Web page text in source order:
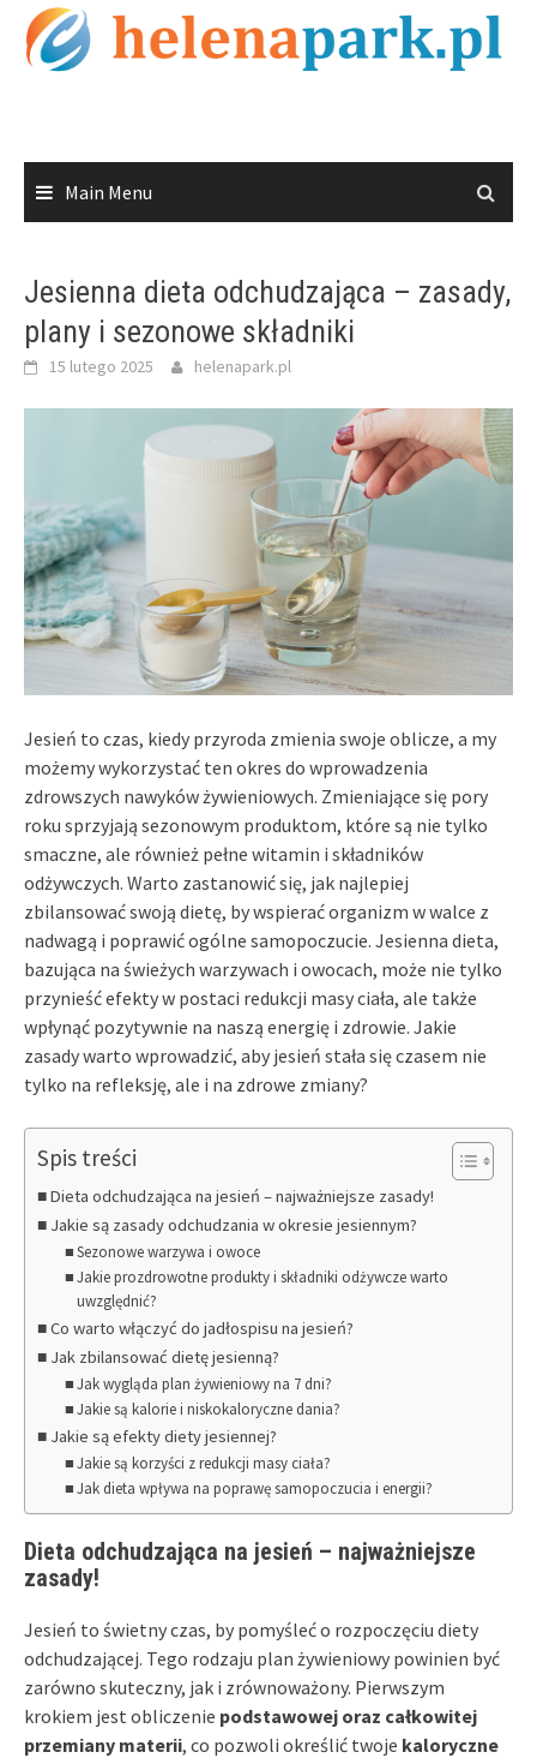
Skip
content
Main Menu
Jesienna dieta odchudzająca – zasady,
plany i sezonowe składniki
15 lutego 2025 helenapark.pl
Jesień to czas, kiedy przyroda zmienia swoje oblicze, a my
możemy wykorzystać ten okres do wprowadzenia
zdrowszych nawyków żywieniowych. Zmieniające się pory
roku sprzyjają sezonowym produktom, które są nie tylko
smaczne, ale również pełne witamin i składników
odżywczych. Warto zastanowić się, jak najlepiej
zbilansować swoją dietę, by wspierać organizm w walce z
nadwagą i poprawić ogólne samopoczucie. Jesienna dieta,
bazująca na świeżych warzywach i owocach, może nie tylko
przynieść efekty w postaci redukcji masy ciała, ale także
wpłynąć pozytywnie na naszą energię i zdrowie. Jakie
zasady warto wprowadzić, aby jesień stała się czasem nie
tylko na refleksję, ale i na zdrowe zmiany?
Spis treści
Dieta odchudzająca na jesień – najważniejsze zasady!
Jakie są zasady odchudzania w okresie jesiennym?
Sezonowe warzywa i owoce
Jakie prozdrowotne produkty i składniki odżywcze warto
uwzględnić?
Co warto włączyć do jadłospisu na jesień?
Jak zbilansować dietę jesienną?
Jak wygląda plan żywieniowy na 7 dni?
Jakie są kalorie i niskokaloryczne dania?
Jakie są efekty diety jesiennej?
Jakie są korzyści z redukcji masy ciała?
Jak dieta wpływa na poprawę samopoczucia i energii?
Dieta odchudzająca na jesień – najważniejsze
zasady!
Jesień to świetny czas, by pomyśleć o rozpoczęciu diety
odchudzającej. Tego rodzaju plan żywieniowy powinien być
zarówno skuteczny, jak i zrównoważony. Pierwszym
krokiem jest obliczenie podstawowej oraz całkowitej
przemiany materii, co pozwoli określić twoje kaloryczne